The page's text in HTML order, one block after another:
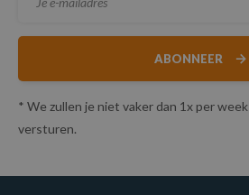
ABONNEER
* We zullen je niet vaker dan 1x per
versturen.